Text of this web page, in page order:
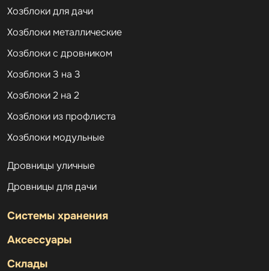
Хозблоки для дачи
Хозблоки металлические
Хозблоки с дровником
Хозблоки 3 на 3
Хозблоки 2 на 2
Хозблоки из профлиста
Хозблоки модульные
Дровницы уличные
Дровницы для дачи
Системы хранения
Аксессуары
Склады